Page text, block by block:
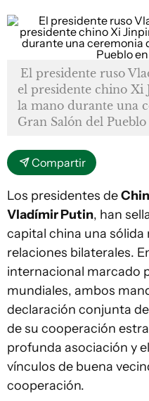
El presidente ruso
el presidente chino Xi
la mano durante una
Gran Salón del
Compartir
Los presidentes de
Vladímir Putin, han
capital china una
relaciones bilaterales.
internacional marcado
mundiales, ambos
declaración conjunta
de su cooperación
profunda asociación y
vínculos de buena
cooperación.